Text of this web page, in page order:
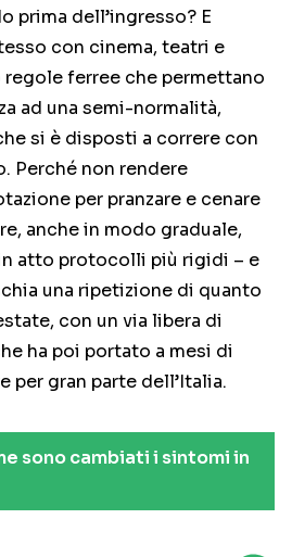
prima dell’ingresso? E
con cinema, teatri e
ferree che permettano
ad una semi-normalità,
si è disposti a correre con
Perché non rendere
per pranzare e cenare
anche in modo graduale,
atto protocolli più rigidi – e
una ripetizione di quanto
con un via libera di
ha poi portato a mesi di
per gran parte dell’Italia.
sono cambiati i sintomi in